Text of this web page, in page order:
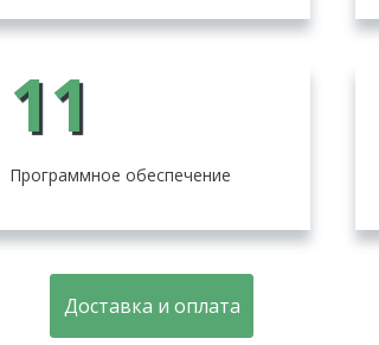
11
Программное обеспечение
Доставка и оплата